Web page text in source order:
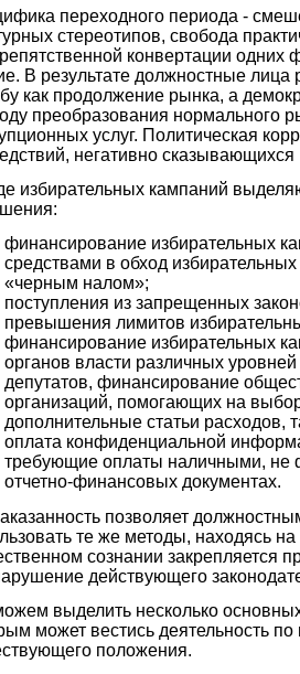
переходного периода -
стереотипов, свобода
конвертации одних
В результате должностные
как продолжение рынка, а
преобразования нормального
услуг. Политическая
негативно
избирательных кампаний
финансирование избирательных
средствами в обход
«черным налом»;
поступления из запрещенных
превышения лимитов
финансирование избирательных
органов власти различных
депутатов, финансирование
организаций, помогающих на
дополнительные статьи расходов,
оплата конфиденциальной
требующие оплаты наличными, не
отчетно-финансовых документах.
позволяет
те же методы, находясь
сознании закрепляется
действующего
выделить несколько
может вестись деятельность
положения.